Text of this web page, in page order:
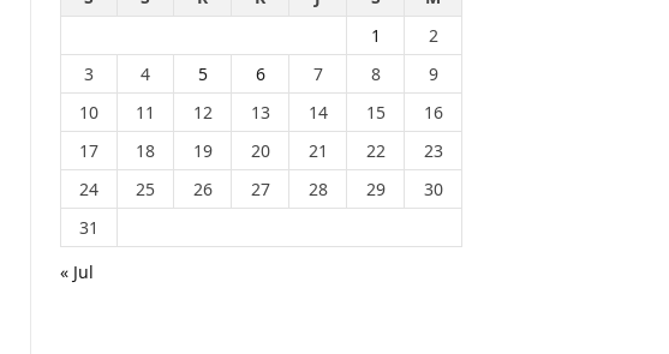
1
2
3
4 5 6 7 8
9
10
11 12 13 14 15
16
17
18 19 20 21 22
23
24
25 26 27 28 29
30
31
« Jul